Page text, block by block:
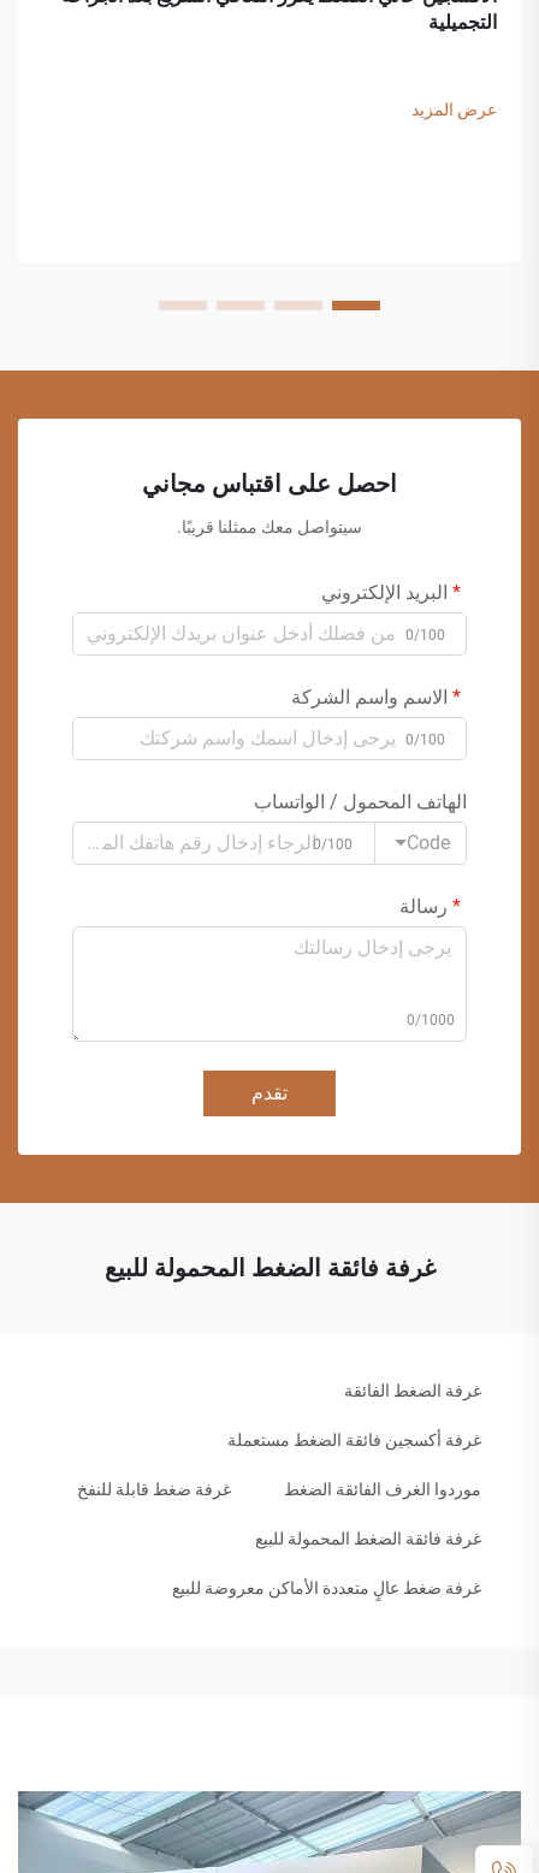
التجميلية
عرض المزيد
احصل على اقتباس مجاني
سيتواصل معك ممثلنا قريبًا.
البريد الإلكتروني
0/100
الاسم واسم الشركة
0/100
الهاتف المحمول / الواتساب
Code
0/100
رسالة
0/1000
تقدم
غرفة فائقة الضغط المحمولة للبيع
غرفة الضغط الفائقة
غرفة أكسجين فائقة الضغط مستعملة
موردوا الغرف الفائقة الضغط غرفة ضغط قابلة للنفخ
غرفة فائقة الضغط المحمولة للبيع
غرفة ضغط عالٍ متعددة الأماكن معروضة للبيع